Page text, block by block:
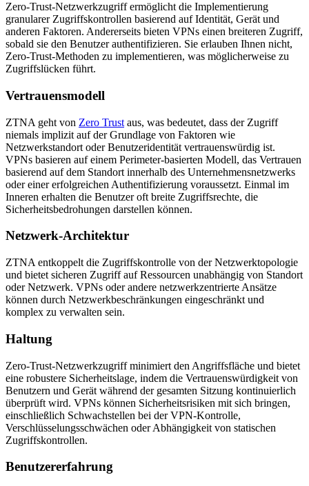
Zero-Trust-Netzwerkzugriff ermöglicht die Implementierung
granularer Zugriffskontrollen basierend auf Identität, Gerät und
anderen Faktoren. Andererseits bieten VPNs einen breiteren Zugriff,
sobald sie den Benutzer authentifizieren. Sie erlauben Ihnen nicht,
Zero-Trust-Methoden zu implementieren, was möglicherweise zu
Zugriffslücken führt.
Vertrauensmodell
ZTNA geht von Zero Trust aus, was bedeutet, dass der Zugriff
niemals implizit auf der Grundlage von Faktoren wie
Netzwerkstandort oder Benutzeridentität vertrauenswürdig ist.
VPNs basieren auf einem Perimeter-basierten Modell, das Vertrauen
basierend auf dem Standort innerhalb des Unternehmensnetzwerks
oder einer erfolgreichen Authentifizierung voraussetzt. Einmal im
Inneren erhalten die Benutzer oft breite Zugriffsrechte, die
Sicherheitsbedrohungen darstellen können.
Netzwerk-Architektur
ZTNA entkoppelt die Zugriffskontrolle von der Netzwerktopologie
und bietet sicheren Zugriff auf Ressourcen unabhängig von Standort
oder Netzwerk. VPNs oder andere netzwerkzentrierte Ansätze
können durch Netzwerkbeschränkungen eingeschränkt und
komplex zu verwalten sein.
Haltung
Zero-Trust-Netzwerkzugriff minimiert den Angriffsfläche und bietet
eine robustere Sicherheitslage, indem die Vertrauenswürdigkeit von
Benutzern und Gerät während der gesamten Sitzung kontinuierlich
überprüft wird. VPNs können Sicherheitsrisiken mit sich bringen,
einschließlich Schwachstellen bei der VPN-Kontrolle,
Verschlüsselungsschwächen oder Abhängigkeit von statischen
Zugriffskontrollen.
Benutzererfahrung